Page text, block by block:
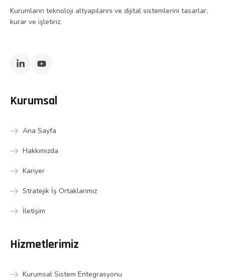
Kurumların teknoloji altyapılarını ve dijital sistemlerini tasarlar,
kurar ve işletiriz.
Kurumsal
Ana Sayfa
Hakkımızda
Kariyer
Stratejik İş Ortaklarımız
İletişim
Hizmetlerimiz
Kurumsal Sistem Entegrasyonu